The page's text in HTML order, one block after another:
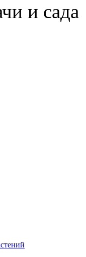
и сада